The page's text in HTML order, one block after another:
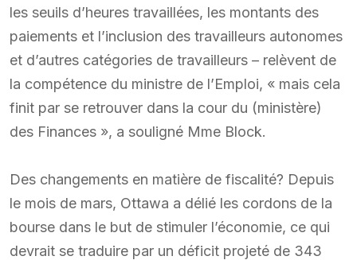
les seuils d’heures travaillées, les montants des
paiements et l’inclusion des travailleurs autonomes
et d’autres catégories de travailleurs – relèvent de
la compétence du ministre de l’Emploi, « mais cela
finit par se retrouver dans la cour du (ministère)
des Finances », a souligné Mme Block.
Des changements en matière de fiscalité? Depuis
le mois de mars, Ottawa a délié les cordons de la
bourse dans le but de stimuler l’économie, ce qui
devrait se traduire par un déficit projeté de 343